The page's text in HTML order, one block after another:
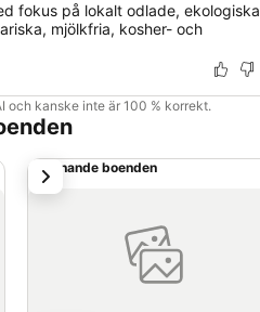
fokus på lokalt odlade, ekologiska
mjölkfria, kosher- och
och kanske inte är 100 % korrekt.
Liknande boenden
nästa